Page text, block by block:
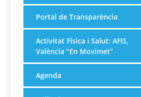
Portal de Transparència
Activitat Física i Salut: AFIS,
València “En Movimet”
Agenda